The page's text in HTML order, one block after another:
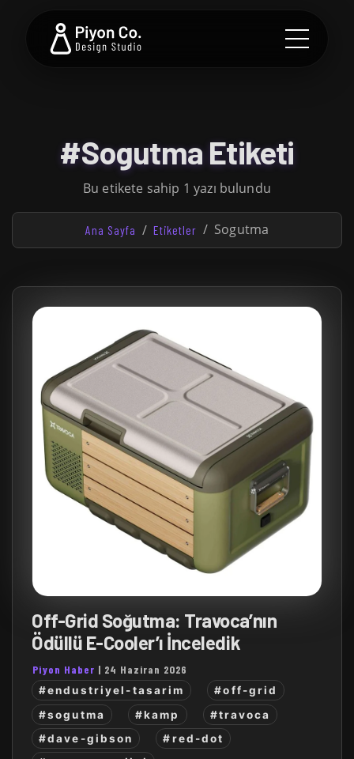
#Sogutma Etiketi
Bu etikete sahip 1 yazı bulundu
Ana Sayfa Etiketler Sogutma
Off-Grid Soğutma: Travoca’nın
Ödüllü E-Cooler’ı İnceledik
Piyon Haber | 24 Haziran 2026
#endustriyel-tasarim
#off-grid
#sogutma
#kamp
#travoca
#dave-gibson
#red-dot